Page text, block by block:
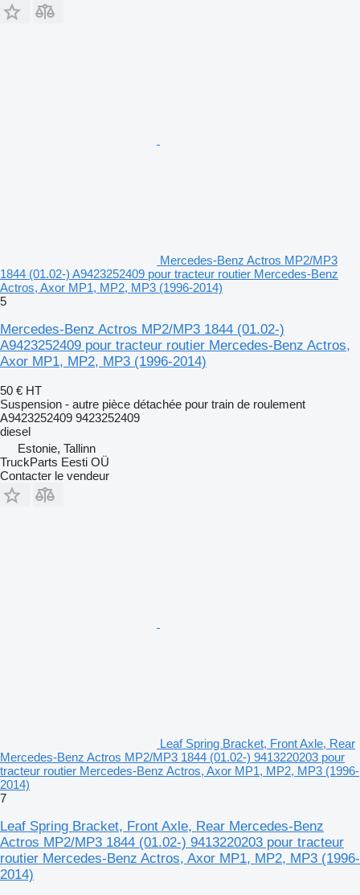
Mercedes-Benz Actros MP2/MP3
1844 (01.02-) A9423252409 pour tracteur routier Mercedes-Benz
Actros, Axor MP1, MP2, MP3 (1996-2014)
5
Mercedes-Benz Actros MP2/MP3 1844 (01.02-)
A9423252409 pour tracteur routier Mercedes-Benz Actros,
Axor MP1, MP2, MP3 (1996-2014)
50 € HT
Suspension - autre pièce détachée pour train de roulement
A9423252409 9423252409
diesel
Estonie, Tallinn
TruckParts Eesti OÜ
Contacter le vendeur
Leaf Spring Bracket, Front Axle, Rear
Mercedes-Benz Actros MP2/MP3 1844 (01.02-) 9413220203 pour
tracteur routier Mercedes-Benz Actros, Axor MP1, MP2, MP3 (1996-
2014)
7
Leaf Spring Bracket, Front Axle, Rear Mercedes-Benz
Actros MP2/MP3 1844 (01.02-) 9413220203 pour tracteur
routier Mercedes-Benz Actros, Axor MP1, MP2, MP3 (1996-
2014)